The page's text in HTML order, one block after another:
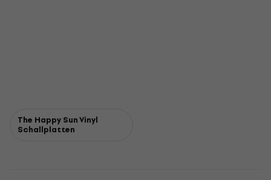
The Happy Sun Vinyl
Schallplatten